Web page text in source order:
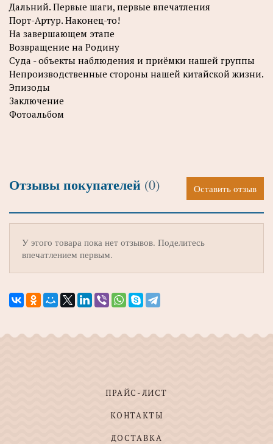
Дальний. Первые шаги, первые впечатления
Порт-Артур. Наконец-то!
На завершающем этапе
Возвращение на Родину
Суда - объекты наблюдения и приёмки нашей группы
Непроизводственные стороны нашей китайской жизни.
Эпизоды
Заключение
Фотоальбом
Отзывы покупателей (0) Оставить отзыв
У этого товара пока нет отзывов. Поделитесь
впечатлением первым.
ПРАЙС-ЛИСТ
КОНТАКТЫ
ДОСТАВКА